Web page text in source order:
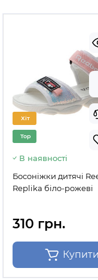
Хіт
Top
В наявності
Босоніжки дитячі
Replika біло-рожеві
310 грн.
Купити